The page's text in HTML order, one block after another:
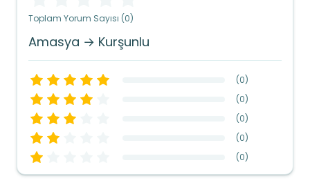
Toplam Yorum Sayısı (0)
Amasya → Kurşunlu
(0)
(0)
(0)
(0)
(0)